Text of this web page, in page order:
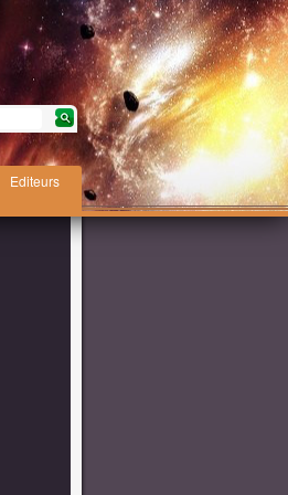
Editeurs